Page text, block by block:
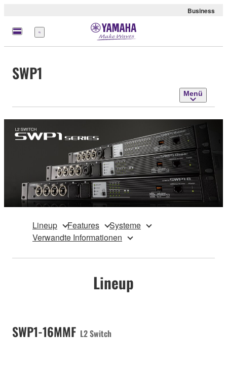
Business
Menü
SWP1
Menü
Lineup Features
Systeme
Verwandte Informationen
Lineup
SWP1-16MMF L2 Switch